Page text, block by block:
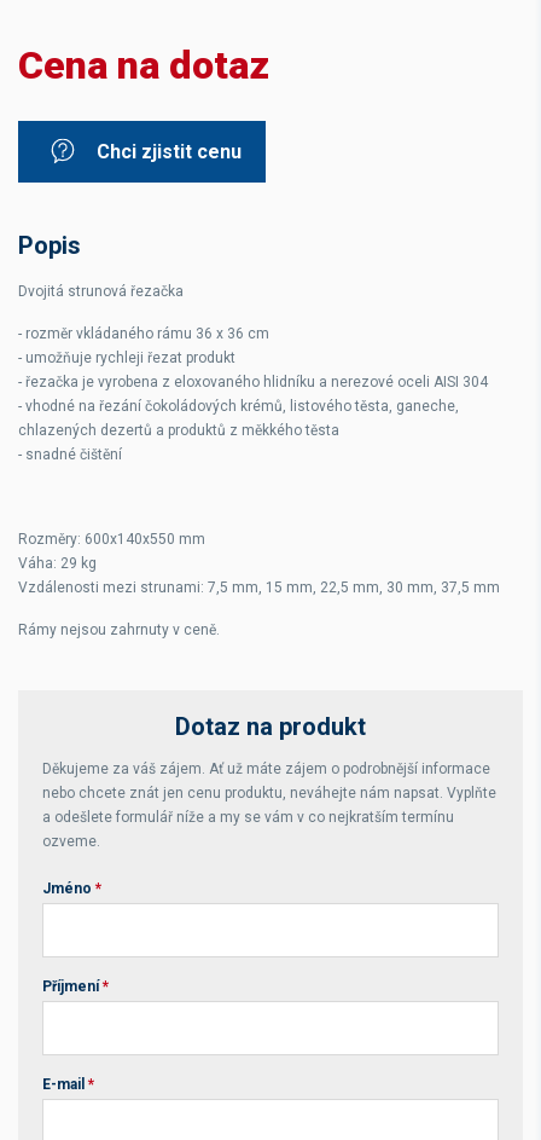
Cena na dotaz
Chci zjistit cenu
Popis
Dvojitá strunová řezačka
- rozměr vkládaného rámu 36 x 36 cm
- umožňuje rychleji řezat produkt
- řezačka je vyrobena z eloxovaného hlidníku a nerezové oceli AISI 304
- vhodné na řezání čokoládových krémů, listového těsta, ganeche,
chlazených dezertů a produktů z měkkého těsta
- snadné čištění
Rozměry: 600x140x550 mm
Váha: 29 kg
Vzdálenosti mezi strunami: 7,5 mm, 15 mm, 22,5 mm, 30 mm, 37,5 mm
Rámy nejsou zahrnuty v ceně.
Dotaz na produkt
Děkujeme za váš zájem. Ať už máte zájem o podrobnější informace
nebo chcete znát jen cenu produktu, neváhejte nám napsat. Vyplňte
a odešlete formulář níže a my se vám v co nejkratším termínu
ozveme.
Jméno *
Příjmení *
E-mail *